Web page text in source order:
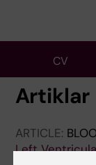
CV
Artiklar
ARTICLE:
Left